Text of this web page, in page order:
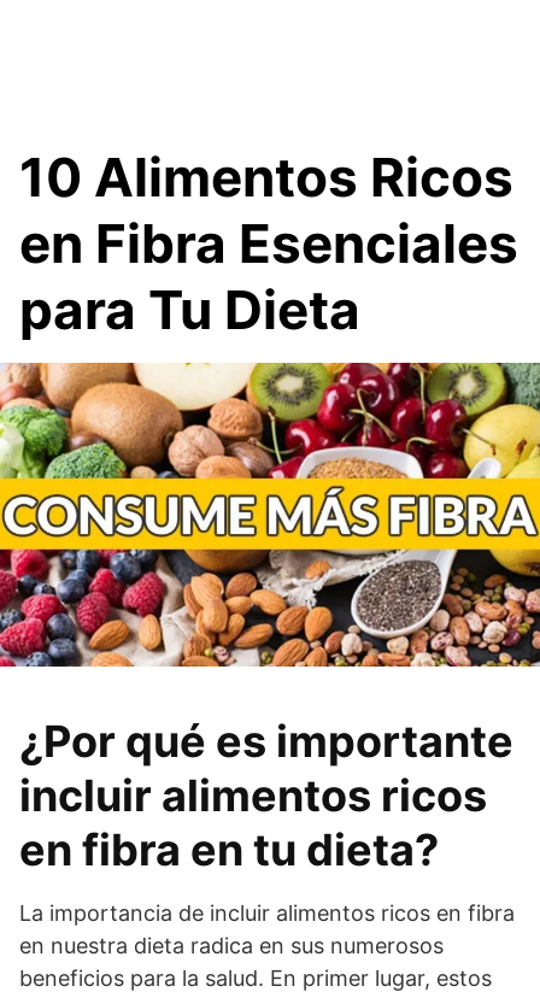
10 Alimentos Ricos
en Fibra Esenciales
para Tu Dieta
¿Por qué es importante
incluir alimentos ricos
en fibra en tu dieta?
La importancia de incluir alimentos ricos en fibra
en nuestra dieta radica en sus numerosos
beneficios para la salud. En primer lugar, estos